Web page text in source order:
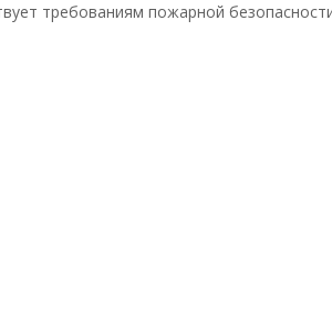
требованиям пожарной